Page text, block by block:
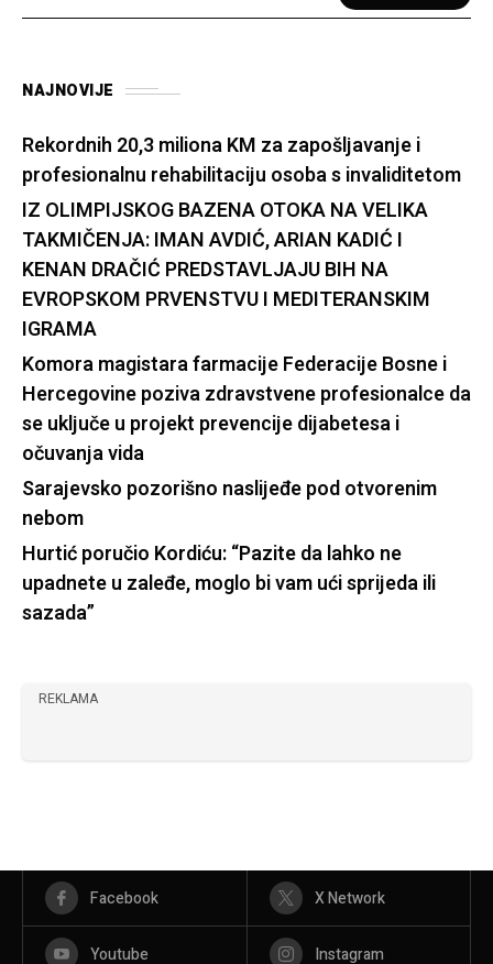
NAJNOVIJE
Rekordnih 20,3 miliona KM za zapošljavanje i
profesionalnu rehabilitaciju osoba s invaliditetom
IZ OLIMPIJSKOG BAZENA OTOKA NA VELIKA
TAKMIČENJA: IMAN AVDIĆ, ARIAN KADIĆ I
KENAN DRAČIĆ PREDSTAVLJAJU BIH NA
EVROPSKOM PRVENSTVU I MEDITERANSKIM
IGRAMA
Komora magistara farmacije Federacije Bosne i
Hercegovine poziva zdravstvene profesionalce da
se uključe u projekt prevencije dijabetesa i
očuvanja vida
Sarajevsko pozorišno naslijeđe pod otvorenim
nebom
Hurtić poručio Kordiću: “Pazite da lahko ne
upadnete u zaleđe, moglo bi vam ući sprijeda ili
sazada”
REKLAMA
Facebook X Network
Youtube Instagram